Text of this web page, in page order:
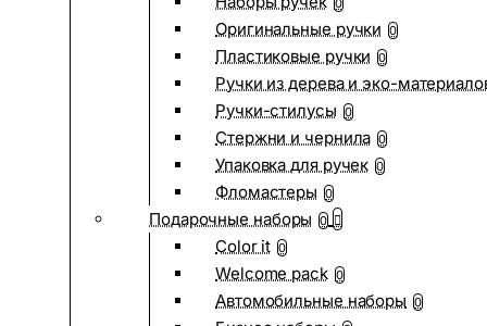
0
Оригинальные ручки 0
Пластиковые ручки 0
Ручки из дерева и эко-
Ручки-стилусы 0
Стержни и чернила 0
Упаковка для ручек 0
Фломастеры 0
Подарочные наборы 0
Color it 0
Welcome pack 0
Автомобильные наборы 0